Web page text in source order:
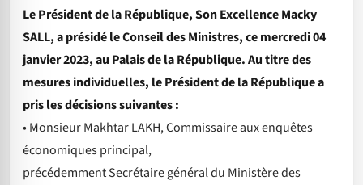
Le Président de la République, Son Excellence Macky
SALL, a présidé le Conseil des Ministres, ce mercredi 04
janvier 2023, au Palais de la République. Au titre des
mesures individuelles, le Président de la République a
pris les décisions suivantes :
• Monsieur Makhtar LAKH, Commissaire aux enquêtes
économiques principal,
précédemment Secrétaire général du Ministère des